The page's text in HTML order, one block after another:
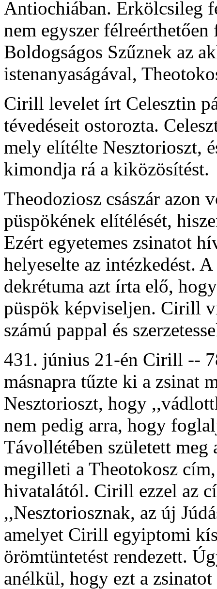
Antiochiában. Erkölcsileg
nem egyszer
Boldogságos Szűznek az
istenanyaságával,
Cirill levelet írt Celesztin
tévedéseit ostorozta.
mely elítélte Nesztorioszt,
kimondja rá a kiközösítést.
Theodoziosz császár azon
püspökének elítélését,
Ezért egyetemes zsinatot
helyeselte az intézkedést.
dekrétuma azt írta elő,
püspök képviseljen. Cirill
számú pappal és
431. június 21-én Cirill --
másnapra tűzte ki a zsinat
Nesztorioszt, hogy
nem pedig arra, hogy
Távollétében született
megilleti a Theotokosz
hivatalától. Cirill ezzel az
,,Nesztoriosznak, az új
amelyet Cirill egyiptomi
örömtüntetést rendezett.
anélkül, hogy ezt a